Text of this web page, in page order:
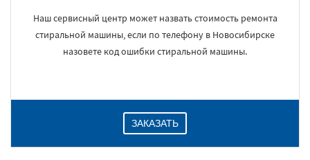
Наш сервисный центр может назвать стоимость ремонта
стиральной машины, если по телефону в Новосибирске
назовете код ошибки стиральной машины.
ЗАКАЗАТЬ